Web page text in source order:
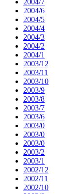
2004/6
2004/5
2004/4
2004/3
2004/2
2004/1
2003/12
2003/11
2003/10
2003/9
2003/8
2003/7
2003/6
2003/0
2003/0
2003/0
2003/2
2003/1
2002/12
2002/11
2002/10